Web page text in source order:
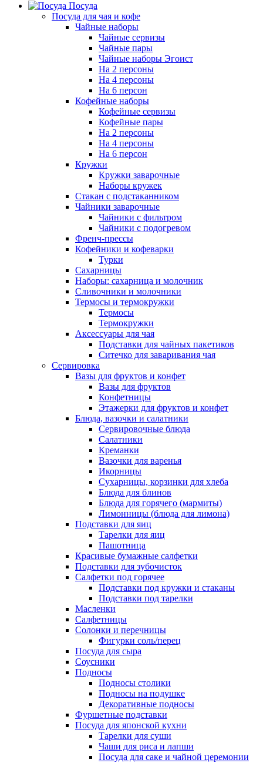
Посуда
Посуда для чая и кофе
Чайные наборы
Чайные сервизы
Чайные пары
Чайные наборы Эгоист
На 2 персоны
На 4 персоны
На 6 персон
Кофейные наборы
Кофейные сервизы
Кофейные пары
На 2 персоны
На 4 персоны
На 6 персон
Кружки
Кружки заварочные
Наборы кружек
Стакан с подстаканником
Чайники заварочные
Чайники с фильтром
Чайники с подогревом
Френч-прессы
Кофейники и кофеварки
Турки
Сахарницы
Наборы: сахарница и молочник
Сливочники и молочники
Термосы и термокружки
Термосы
Термокружки
Аксессуары для чая
Подставки для чайных пакетиков
Ситечко для заваривания чая
Сервировка
Вазы для фруктов и конфет
Вазы для фруктов
Конфетницы
Этажерки для фруктов и конфет
Блюда, вазочки и салатники
Сервировочные блюда
Салатники
Креманки
Вазочки для варенья
Икорницы
Сухарницы, корзинки для хлеба
Блюда для блинов
Блюда для горячего (мармиты)
Лимонницы (блюда для лимона)
Подставки для яиц
Тарелки для яиц
Пашотница
Красивые бумажные салфетки
Подставки для зубочисток
Салфетки под горячее
Подставки под кружки и стаканы
Подставки под тарелки
Масленки
Салфетницы
Солонки и перечницы
Фигурки соль/перец
Посуда для сыра
Соусники
Подносы
Подносы столики
Подносы на подушке
Декоративные подносы
Фуршетные подставки
Посуда для японской кухни
Тарелки для суши
Чаши для риса и лапши
Посуда для саке и чайной церемонии